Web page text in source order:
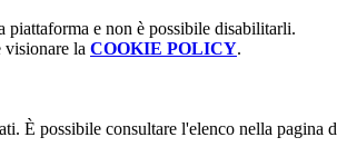
piattaforma e non è possibile disabilitarli.
visionare la COOKIE POLICY.
È possibile consultare l'elenco nella pagina